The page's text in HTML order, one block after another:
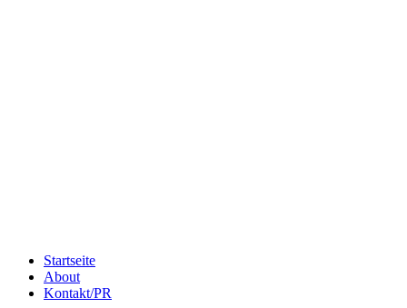
Startseite
About
Kontakt/PR